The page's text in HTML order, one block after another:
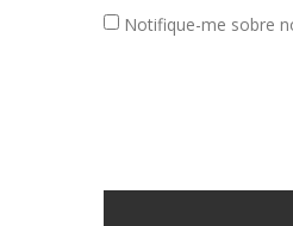
Notifique-me sobre